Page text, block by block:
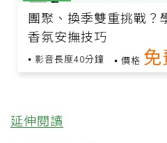
團聚、換季雙重挑戰？
香氛安撫技巧
影音長度40分鐘 價格 免
延伸閱讀